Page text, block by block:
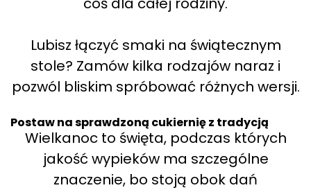
Lubisz łączyć smaki na świątecznym
stole? Zamów kilka rodzajów naraz i
pozwól bliskim spróbować różnych wersji.
Postaw na sprawdzoną cukiernię z tradycją
Wielkanoc to święta, podczas których
jakość wypieków ma szczególne
znaczenie, bo stoją obok dań